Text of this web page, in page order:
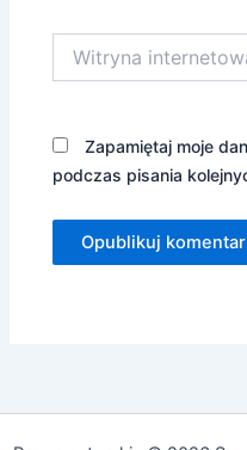
internetowa
Zapamiętaj moje
podczas pisania